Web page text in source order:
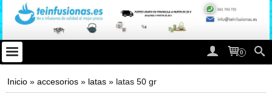
0
Inicio » accesorios » latas » latas 50 gr